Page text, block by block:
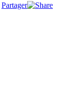
Partager